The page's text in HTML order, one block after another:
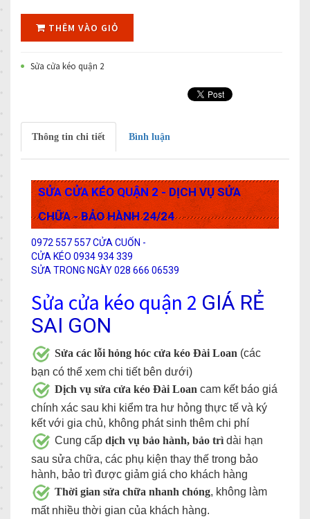
THÊM VÀO GIỎ
Sửa cửa kéo quận 2
Thông tin chi tiết Bình luận
SỬA CỬA KÉO QUẬN 2 -DỊCH VỤ SỬA
CHỮA - BẢO HÀNH 24/24
0972 557 557 CỬA CUỐN -
CỬA KÉO 0934 934 339
SỬA TRONG NGÀY 028 666 06539
Sửa cửa kéo quận 2 GIÁ RẺ
SAI GON
Sửa các lỗi hỏng hóc cửa kéo Đài Loan (các
bạn có thể xem chi tiết bên dưới)
Dịch vụ sửa cửa kéo Đài Loan cam kết báo giá
chính xác sau khi kiểm tra hư hỏng thực tế và ký
kết với gia chủ, không phát sinh thêm chi phí
Cung cấp dịch vụ bảo hành, bảo trì dài hạn
sau sửa chữa, các phụ kiện thay thế trong bảo
hành, bảo trì được giảm giá cho khách hàng
Thời gian sửa chữa nhanh chóng, không làm
mất nhiều thời gian của khách hàng.